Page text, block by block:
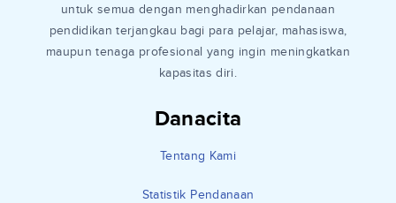
Danacita
Tentang Kami
Statistik Pendanaan
untuk semua dengan menghadirkan pendanaan
pendidikan terjangkau bagi para pelajar, mahasiswa,
maupun tenaga profesional yang ingin meningkatkan
kapasitas diri.